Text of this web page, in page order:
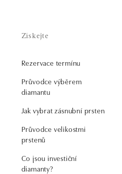
Získejte
Rezervace termínu
Průvodce výběrem
diamantu
Jak vybrat zásnubní prsten
Průvodce velikostmi
prstenů
Co jsou investiční
diamanty?